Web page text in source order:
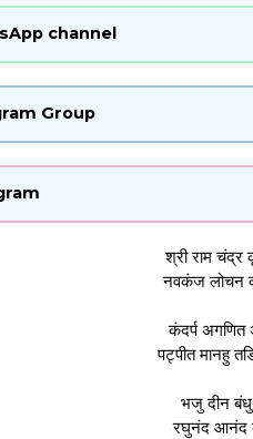
channel
Group
श्री राम
नवकंज लोचन
कंदर्प अगणित
पट्पीत मानहु
भजु दीन
रघुनंद आनंद